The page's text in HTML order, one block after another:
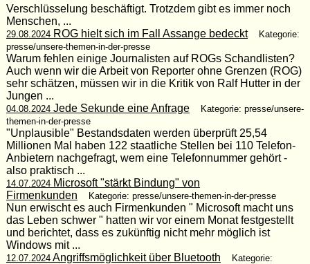
Verschlüsselung beschäftigt. Trotzdem gibt es immer noch
Menschen, ...
29.08.2024ROG hielt sich im Fall Assange bedeckt
Kategorie:
presse/unsere-themen-in-der-presse
Warum fehlen einige Journalisten auf ROGs Schandlisten?
Auch wenn wir die Arbeit von Reporter ohne Grenzen (ROG)
sehr schätzen, müssen wir in die Kritik von Ralf Hutter in der
Jungen ...
04.08.2024Jede Sekunde eine Anfrage
Kategorie: presse/unsere-
themen-in-der-presse
"Unplausible" Bestandsdaten werden überprüft 25,54
Millionen Mal haben 122 staatliche Stellen bei 110 Telefon-
Anbietern nachgefragt, wem eine Telefonnummer gehört -
also praktisch ...
14.07.2024Microsoft "stärkt Bindung" von
Firmenkunden
Kategorie: presse/unsere-themen-in-der-presse
Nun erwischt es auch Firmenkunden " Microsoft macht uns
das Leben schwer " hatten wir vor einem Monat festgestellt
und berichtet, dass es zukünftig nicht mehr möglich ist
Windows mit ...
12.07.2024Angriffsmöglichkeit über Bluetooth
Kategorie: